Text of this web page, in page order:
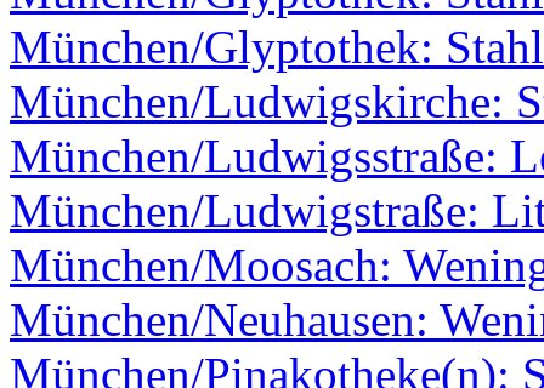
München/Glyptothek:
München/Ludwigskirche:
München/Ludwigsstraße:
München/Ludwigstraße:
München/Moosach:
München/Neuhausen:
München/Pinakotheke(n):